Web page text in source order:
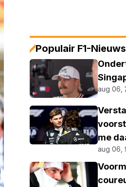
Populair F1-Nieuws
aug 06,
me
aug 06,